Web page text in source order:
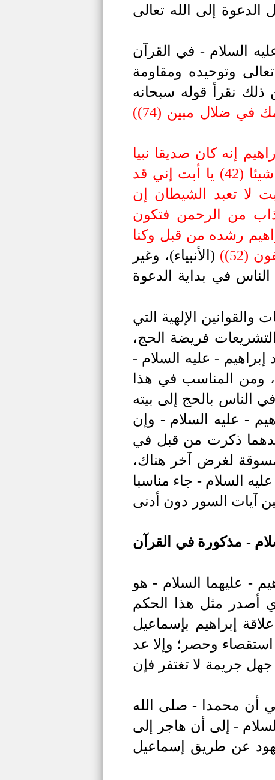
إلى الله تعالى
السلام - في القرآن
وتوحيده ومقاومة
نقرأ قوله سبحانه
في ضلال مبين (74)
(
إنه كان صديقا نبيا
(41) إذ قال لأبيه يا أبت لم تعبد ما لا يسمع ولا يبصر ولا يغني عنك شيئا (42) يا أبت إني قد
لم يأتك فاتبعني أهدك صراطا سويا (43) يا أبت لا تعبد الشيطان إن
أن يمسك عذاب من الرحمن فتكون
رشده من قبل وكنا
( (الأنبياء)، وغير
في بداية الدعوة
والقوانين الإلهية التي
فريضة الحج،
إبراهيم - عليه السلام -
ومن المناسب في هذا
الناس بالحج إلى بيته
- عليه السلام - وإن
ذكرت من قبل في
مسوقة لغرض آخر هناك،
السلام - جاء مناسبا
آيات السور دون أدنى
- مذكورة في القرآن
- عليهما السلام - هو
أصدر مثل هذا الحكم
إبراهيم بإسماعيل
استقصاء وحصر؛ وإلا عد
جريمة لا تغتفر فإن
أن محمدا - صلى الله
- إلى أن هاجر إلى
عن طريق إسماعيل